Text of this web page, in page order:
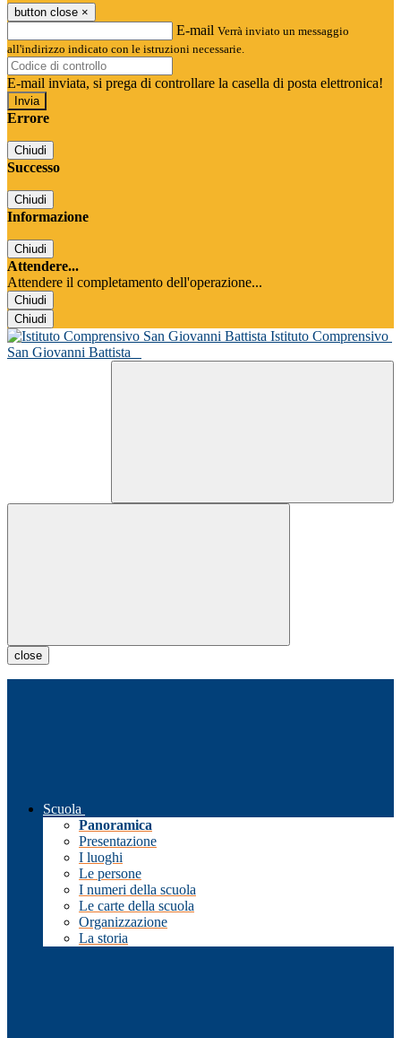
button close ×
E-mail Verrà inviato un messaggio
all'indirizzo indicato con le istruzioni necessarie.
E-mail inviata, si prega di controllare la casella di posta elettronica!
Errore
Chiudi
Successo
Chiudi
Informazione
Chiudi
Attendere...
Attendere il completamento dell'operazione...
Chiudi
Chiudi
Istituto Comprensivo
San Giovanni Battista
close
Scuola
Panoramica
Presentazione
I luoghi
Le persone
I numeri della scuola
Le carte della scuola
Organizzazione
La storia